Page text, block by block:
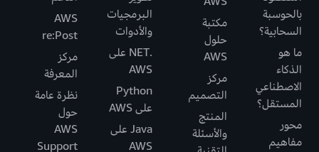
بالحوسبة
السحابية؟
ما هو
الذكاء
الاصطناعي
المستقل؟
محور
مفاهيم
مكتبة
حلول
AWS
مركز
التصميم
المنتج
والأسئلة
البرمجيات
والأدوات
.NET على
AWS
Python
على AWS
Java على
AWS
AWS
re:Post
مركز
المعرفة
نظرة عامة
حول
AWS
Support